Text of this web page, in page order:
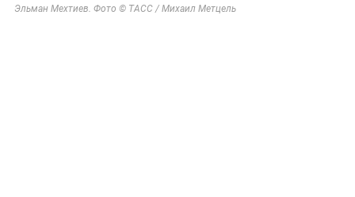
Эльман Мехтиев. Фото © ТАСС / Михаил Метцель